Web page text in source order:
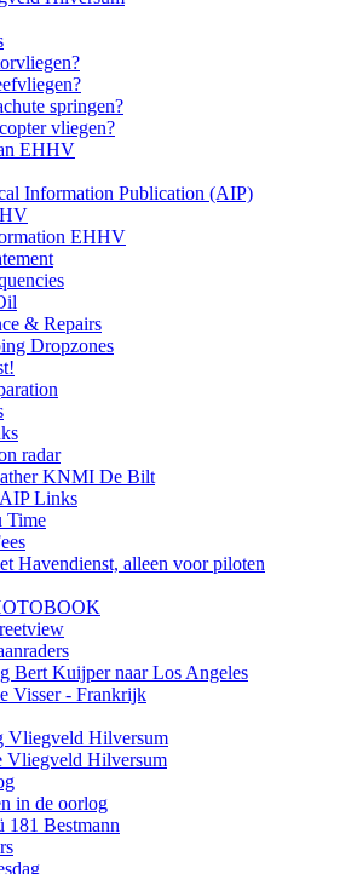
springen?
vliegen?
EHHV
Information Publication (AIP)
EHHV
& Repairs
Dropzones
radar
KNMI De Bilt
Links
Time
Havendienst, alleen voor piloten
Bert Kuijper naar Los Angeles
Visser - Frankrijk
Vliegveld Hilversum
Vliegveld Hilversum
in de oorlog
181 Bestmann